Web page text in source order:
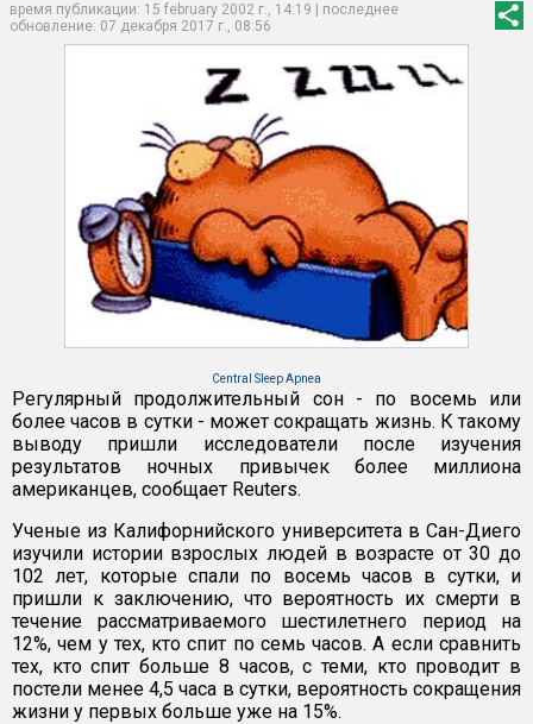
время публикации: 15 february 2002 г., 14:19 | последнее
обновление: 07 декабря 2017 г., 08:56
Central Sleep Apnea
Регулярный продолжительный сон - по восемь или
более часов в сутки - может сокращать жизнь. К такому
выводу пришли исследователи после изучения
результатов ночных привычек более миллиона
американцев, сообщает Reuters.
Ученые из Калифорнийского университета в Сан-Диего
изучили истории взрослых людей в возрасте от 30 до
102 лет, которые спали по восемь часов в сутки, и
пришли к заключению, что вероятность их смерти в
течение рассматриваемого шестилетнего период на
12%, чем у тех, кто спит по семь часов. А если сравнить
тех, кто спит больше 8 часов, с теми, кто проводит в
постели менее 4,5 часа в сутки, вероятность сокращения
жизни у первых больше уже на 15%.